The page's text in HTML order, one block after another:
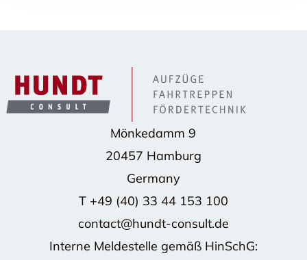
Mönkedamm 9
20457 Hamburg
Germany
T +49 (40) 33 44 153 100
contact@hundt-consult.de
Interne Meldestelle gemäß HinSchG: